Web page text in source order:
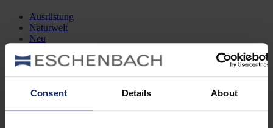
Consent Details About
Ausrüstung
Naturwelt
Neu
Tier des Monats
Vogelwelt